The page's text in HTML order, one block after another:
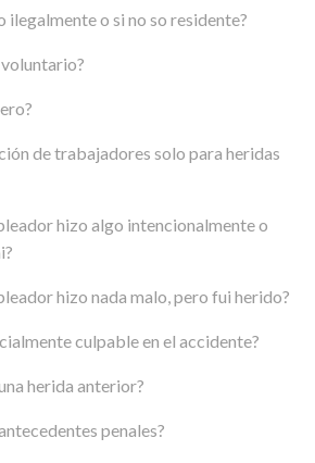
ilegalmente o si no so residente?
voluntario?
de trabajadores solo para heridas
hizo algo intencionalmente o
hizo nada malo, pero fui herido?
culpable en el accidente?
herida anterior?
penales?